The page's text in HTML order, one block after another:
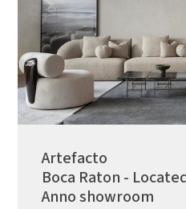
Artefacto
Boca Raton -
Anno showroom